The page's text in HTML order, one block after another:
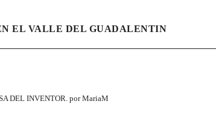
EL VALLE DEL GUADALENTIN
DEL INVENTOR. por MariaM